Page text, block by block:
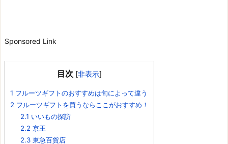
Sponsored Link
目次 [非表示]
1 フルーツギフトのおすすめは旬によって違う
2 フルーツギフトを買うならここがおすすめ！
2.1 いいもの探訪
2.2 京王
2.3東急百貨店